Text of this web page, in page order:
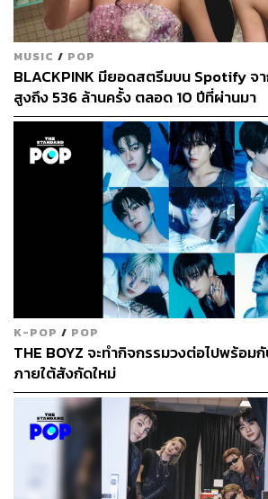
MUSIC / POP
BLACKPINK มียอดสตรีมบน Spotify จา
สูงถึง 536 ล้านครั้ง ตลอด 10 ปีที่ผ่านมา
K-POP / POP
THE BOYZ จะทำกิจกรรมวงต่อไปพร้อม
ภายใต้สังกัดใหม่